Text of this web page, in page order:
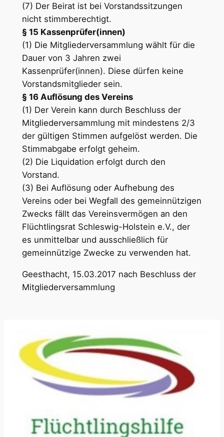
(7) Der Beirat ist bei Vorstandssitzungen
nicht stimmberechtigt.
§ 15 Kassenprüfer(innen)
(1) Die Mitgliederversammlung wählt für die
Dauer von 3 Jahren zwei
Kassenprüfer(innen). Diese dürfen keine
Vorstandsmitglieder sein.
§ 16 Auflösung des Vereins
(1) Der Verein kann durch Beschluss der
Mitgliederversammlung mit mindestens 2/3
der gültigen Stimmen aufgelöst werden. Die
Stimmabgabe erfolgt geheim.
(2) Die Liquidation erfolgt durch den
Vorstand.
(3) Bei Auflösung oder Aufhebung des
Vereins oder bei Wegfall des gemeinnützigen
Zwecks fällt das Vereinsvermögen an den
Flüchtlingsrat Schleswig-Holstein e.V., der
es unmittelbar und ausschließlich für
gemeinnützige Zwecke zu verwenden hat.
Geesthacht, 15.03.2017 nach Beschluss der
Mitgliederversammlung